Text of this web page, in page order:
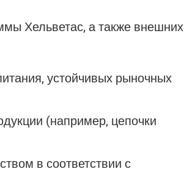
Хельветас, а также внешних
, устойчивых рыночных
(например, цепочки
в соответствии с